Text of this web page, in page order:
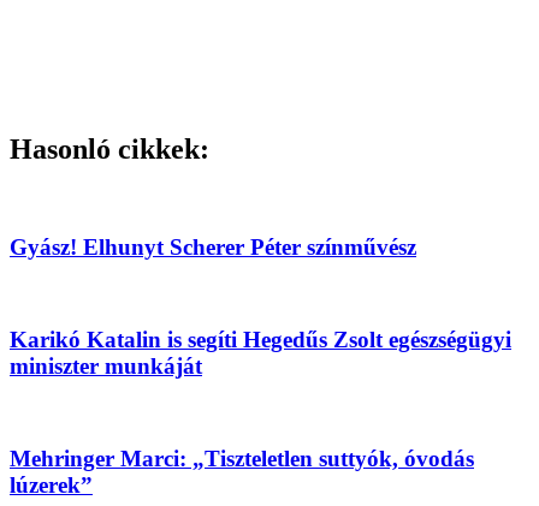
Hasonló cikkek:
Gyász! Elhunyt Scherer Péter színművész
Karikó Katalin is segíti Hegedűs Zsolt egészségügyi
miniszter munkáját
Mehringer Marci: „Tiszteletlen suttyók, óvodás
lúzerek”